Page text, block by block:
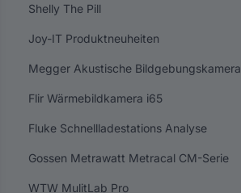
Shelly The Pill
Joy-IT Produktneuheiten
Megger Akustische Bildgebungskamera
Flir Wärmebildkamera i65
Fluke Schnellladestations Analyse
Gossen Metrawatt Metracal CM-Serie
WTW MulitLab Pro